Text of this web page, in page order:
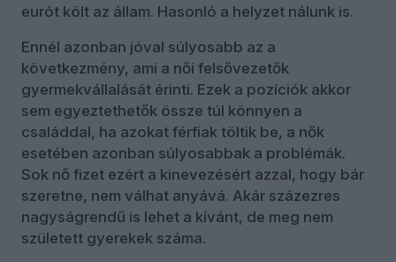
eurót költ az állam. Hasonló a helyzet nálunk is.
Ennél azonban jóval súlyosabb az a
következmény, ami a női felsővezetők
gyermekvállalását érinti. Ezek a pozíciók akkor
sem egyeztethetők össze túl könnyen a
családdal, ha azokat férfiak töltik be, a nők
esetében azonban súlyosabbak a problémák.
Sok nő fizet ezért a kinevezésért azzal, hogy bár
szeretne, nem válhat anyává. Akár százezres
nagyságrendű is lehet a kívánt, de meg nem
született gyerekek száma.